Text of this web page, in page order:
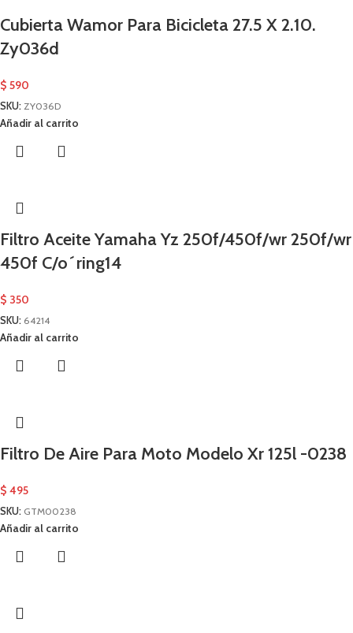
Cubierta Wamor Para Bicicleta 27.5 X 2.10.
Zy036d
$ 590
SKU: ZY036D
Añadir al carrito
Filtro Aceite Yamaha Yz 250f/450f/wr 250f/wr
450f C/o´ring14
$ 350
SKU: 64214
Añadir al carrito
Filtro De Aire Para Moto Modelo Xr 125l -0238
$ 495
SKU: GTM00238
Añadir al carrito